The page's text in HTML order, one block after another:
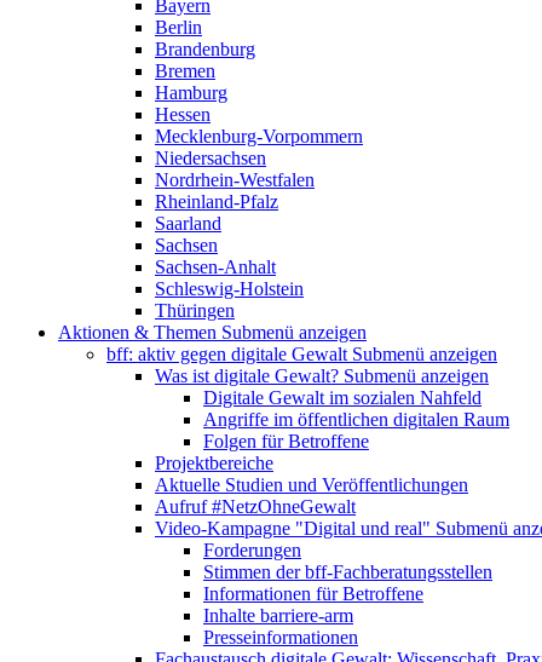
Bayern
Berlin
Brandenburg
Bremen
Hamburg
Hessen
Mecklenburg-Vorpommern
Niedersachsen
Nordrhein-Westfalen
Rheinland-Pfalz
Saarland
Sachsen
Sachsen-Anhalt
Schleswig-Holstein
Thüringen
Aktionen & Themen Submenü anzeigen
bff: aktiv gegen digitale Gewalt Submenü anzeigen
Was ist digitale Gewalt? Submenü anzeigen
Digitale Gewalt im sozialen Nahfeld
Angriffe im öffentlichen digitalen Raum
Folgen für Betroffene
Projektbereiche
Aktuelle Studien und Veröffentlichungen
Aufruf #NetzOhneGewalt
Video-Kampagne "Digital und real" Submenü
Forderungen
Stimmen der bff-Fachberatungsstellen
Informationen für Betroffene
Inhalte barriere-arm
Presseinformationen